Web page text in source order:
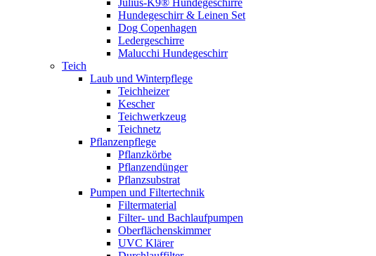
Julius-K9® Hundegeschirre
Hundegeschirr & Leinen Set
Dog Copenhagen
Ledergeschirre
Malucchi Hundegeschirr
Teich
Laub und Winterpflege
Teichheizer
Kescher
Teichwerkzeug
Teichnetz
Pflanzenpflege
Pflanzkörbe
Pflanzendünger
Pflanzsubstrat
Pumpen und Filtertechnik
Filtermaterial
Filter- und Bachlaufpumpen
Oberflächenskimmer
UVC Klärer